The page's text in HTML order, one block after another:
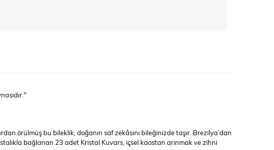
örülmüş bu bileklik, doğanın saf zekâsını bileğinizde taşır. Brezilya’dan
bağlanan 23 adet Kristal Kuvars, içsel kaostan arınmak ve zihni